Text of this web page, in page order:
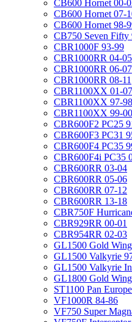
CB600 Hornet 00-
CB600 Hornet 07-
CB600 Hornet 98-
CB750 Seven Fifty
CBR1000F 93-99
CBR1000RR 04-05
CBR1000RR 06-07
CBR1000RR 08-11
CBR1100XX 01-07
CBR1100XX 97-98
CBR1100XX 99-00
CBR600F2 PC25
CBR600F3 PC31
CBR600F4 PC35
CBR600F4i PC35
CBR600RR 03-04
CBR600RR 05-06
CBR600RR 07-12
CBR600RR 13-18
CBR750F
CBR929RR 00-01
CBR954RR 02-03
GL1500 Gold
GL1500 Valkyrie
GL1500 Valkyrie
GL1800 Gold
ST1100 Pan
VF1000R 84-86
VF750 Super